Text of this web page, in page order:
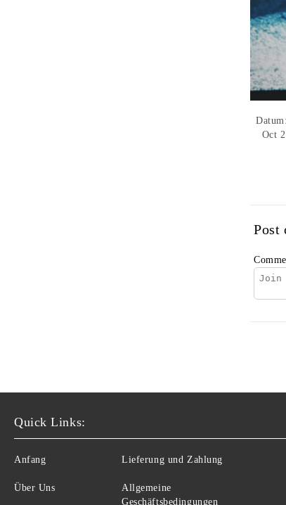
Oct
Post
Quick Links:
Anfang
Über Uns
Lieferung und Zahlung
Allgemeine
Geschäftsbedingungen